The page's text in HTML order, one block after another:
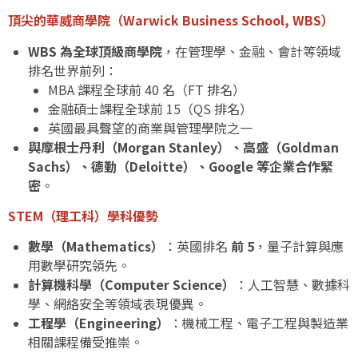
頂尖的華威商學院（Warwick Business School, WBS）
WBS 為全球頂級商學院 ，在管理學、金融、會計等領域
排名世界前列：
MBA 課程全球前 40 名（FT 排名）
金融碩士課程全球前 15（QS 排名）
英國最具聲望的商業與管理學院之一
與摩根士丹利（Morgan Stanley）、高盛（Goldman
Sachs）、德勤（Deloitte）、Google 等企業合作緊
密 。
STEM（理工科）學科優勢
數學（Mathematics）
：英國排名 前 5 ，量子計算與應
用數學研究領先。
計算機科學（Computer Science）
：人工智慧、數據科
學、網絡安全等領域表現優異。
工程學（Engineering）
：機械工程、電子工程與製造業
相關課程備受推崇。